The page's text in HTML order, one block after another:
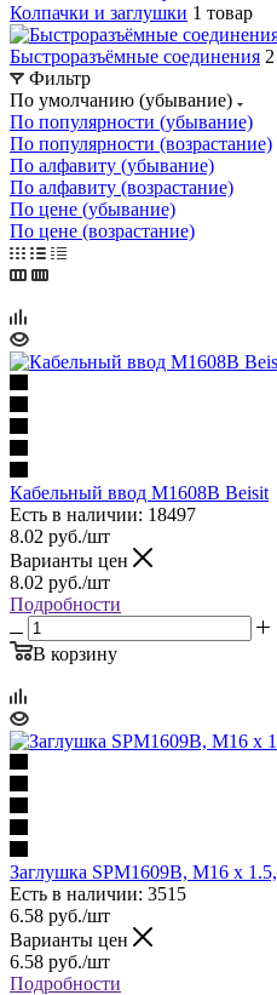
Колпачки и заглушки 1 товар
Быстроразъёмные соединения
Фильтр
По умолчанию (убывание)
По популярности (убывание)
По популярности (возрастание)
По алфавиту (убывание)
По алфавиту (возрастание)
По цене (убывание)
По цене (возрастание)
Кабельный ввод M1608B Beisit
Есть в наличии: 18497
8.02 руб./шт
Варианты цен
8.02 руб./шт
Подробности
В корзину
Заглушка SPM1609B, M16 x
Есть в наличии: 3515
6.58 руб./шт
Варианты цен
6.58 руб./шт
Подробности